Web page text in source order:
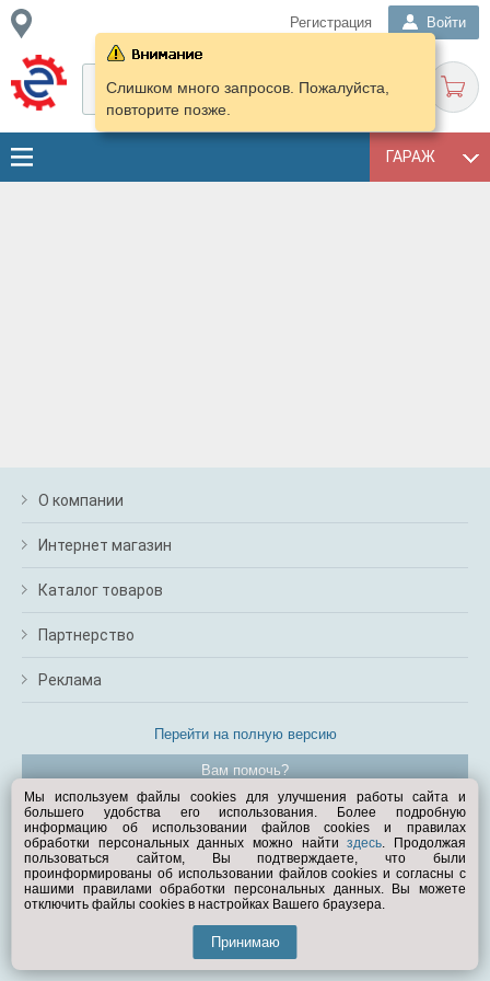
Регистрация Войти
ГАРАЖ
Слишком много запросов. Пожалуйста,
повторите позже.
О компании
Интернет магазин
Каталог товаров
Партнерство
Реклама
Перейти на полную версию
Вам помочь?
© Exist.ru 1998—2026
Мы используем файлы cookies для улучшения работы сайта и
большего удобства его использования. Более подробную
информацию об использовании файлов cookies и правилах
обработки персональных данных можно найтиздесь. Продолжая
пользоваться сайтом, Вы подтверждаете, что были
проинформированы об использовании файлов cookies и согласны с
нашими правилами обработки персональных данных. Вы можете
отключить файлы cookies в настройках Вашего браузера.
Принимаю